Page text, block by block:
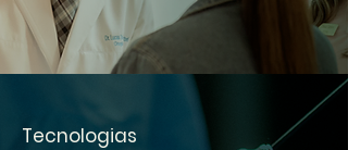
Tecnologias